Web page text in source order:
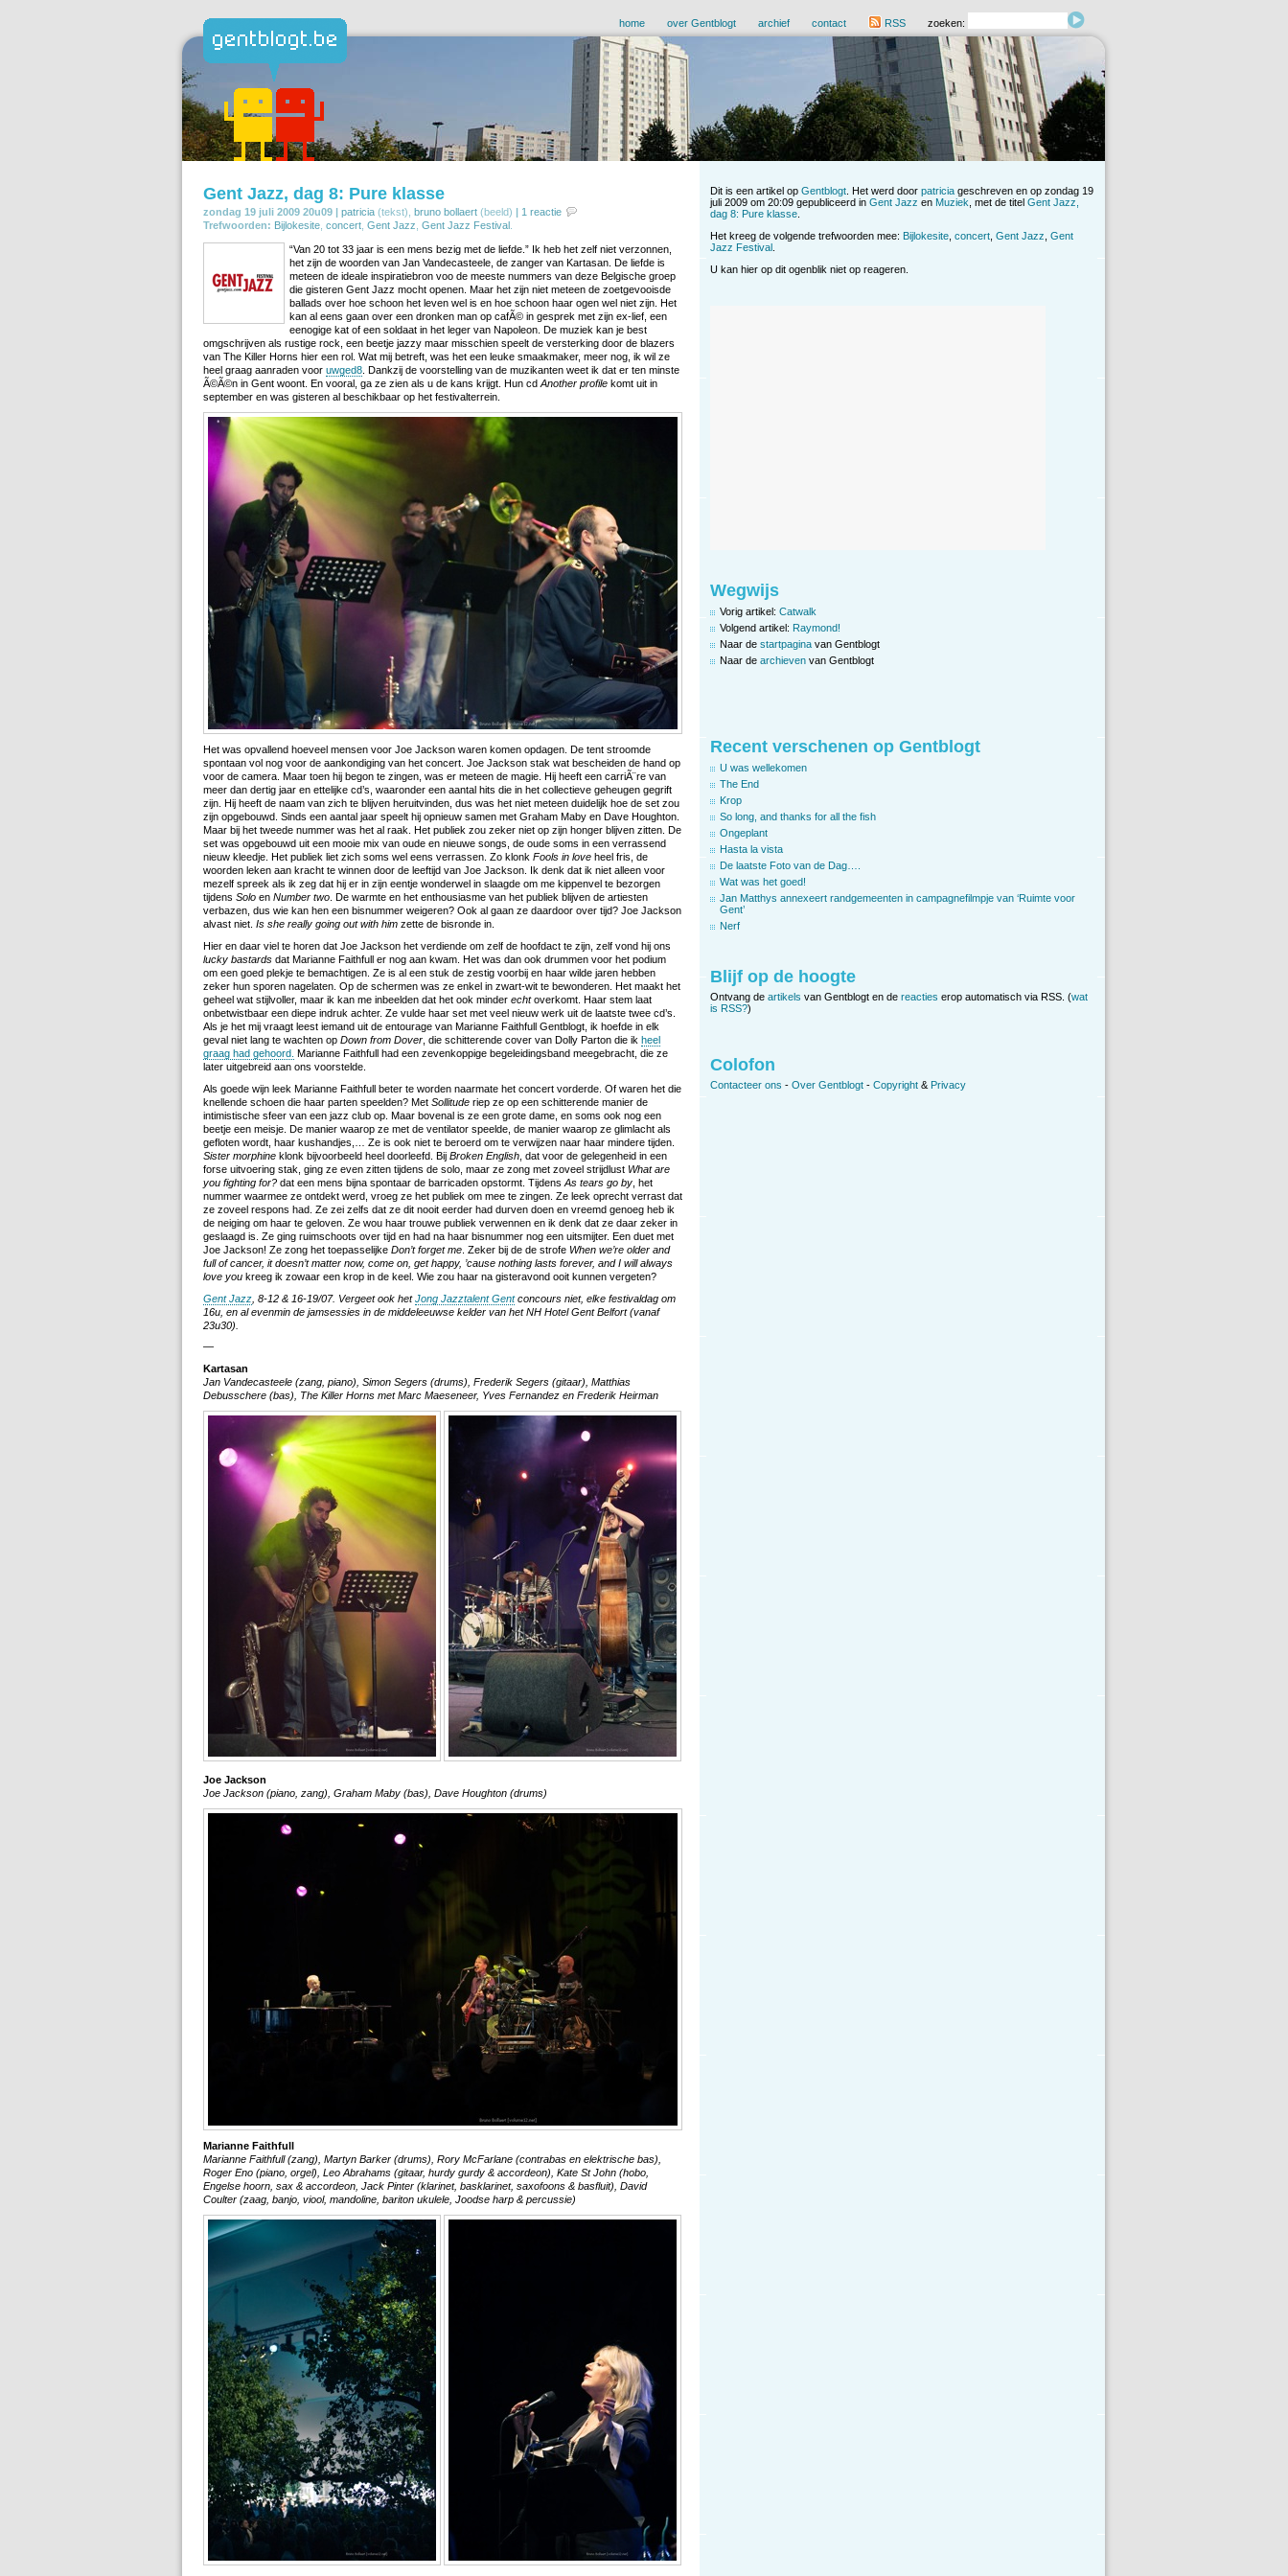
home over Gentblogt archief contact RSS zoeken:
Gent Jazz, dag 8: Pure klasse
zondag 19 juli 2009 20u09 | patricia (tekst), bruno bollaert (beeld) | 1 reactie
Trefwoorden: Bijlokesite concert Gent Jazz Gent Jazz Festival
“Van 20 tot 33 jaar is een mens bezig met de liefde.” Ik heb het zelf niet verzonnen,
het zijn de woorden van Jan Vandecasteele, de zanger van Kartasan. De liefde is
meteen de ideale inspiratiebron voo de meeste nummers van deze Belgische groep
die gisteren Gent Jazz mocht openen. Maar het zijn niet meteen de zoetgevooisde
ballads over hoe schoon het leven wel is en hoe schoon haar ogen wel niet zijn. Het
kan al eens gaan over een dronken man op cafÃ© in gesprek met zijn ex-lief, een
eenogige kat of een soldaat in het leger van Napoleon. De muziek kan je best
omgschrijven als rustige rock, een beetje jazzy maar misschien speelt de versterking door de blazers
van The Killer Horns hier een rol. Wat mij betreft, was het een leuke smaakmaker, meer nog, ik wil ze
heel graag aanraden voor uwged8 . Dankzij de voorstelling van de muzikanten weet ik dat er ten minste
Ã©Ã©n in Gent woont. En vooral, ga ze zien als u de kans krijgt. Hun cd Another profile komt uit in
september en was gisteren al beschikbaar op het festivalterrein.
Het was opvallend hoeveel mensen voor Joe Jackson waren komen opdagen. De tent stroomde
spontaan vol nog voor de aankondiging van het concert. Joe Jackson stak wat bescheiden de hand op
voor de camera. Maar toen hij begon te zingen, was er meteen de magie. Hij heeft een carriÃ¨re van
meer dan dertig jaar en ettelijke cd’s, waaronder een aantal hits die in het collectieve geheugen gegrift
zijn. Hij heeft de naam van zich te blijven heruitvinden, dus was het niet meteen duidelijk hoe de set zou
zijn opgebouwd. Sinds een aantal jaar speelt hij opnieuw samen met Graham Maby en Dave Houghton.
Maar bij het tweede nummer was het al raak. Het publiek zou zeker niet op zijn honger blijven zitten. De
set was opgebouwd uit een mooie mix van oude en nieuwe songs, de oude soms in een verrassend
nieuw kleedje. Het publiek liet zich soms wel eens verrassen. Zo klonk Fools in love heel fris, de
woorden leken aan kracht te winnen door de leeftijd van Joe Jackson. Ik denk dat ik niet alleen voor
mezelf spreek als ik zeg dat hij er in zijn eentje wonderwel in slaagde om me kippenvel te bezorgen
tijdens Solo en Number two . De warmte en het enthousiasme van het publiek blijven de artiesten
verbazen, dus wie kan hen een bisnummer weigeren? Ook al gaan ze daardoor over tijd? Joe Jackson
alvast niet. Is she really going out with him zette de bisronde in.
Hier en daar viel te horen dat Joe Jackson het verdiende om zelf de hoofdact te zijn, zelf vond hij ons
lucky bastards dat Marianne Faithfull er nog aan kwam. Het was dan ook drummen voor het podium
om een goed plekje te bemachtigen. Ze is al een stuk de zestig voorbij en haar wilde jaren hebben
zeker hun sporen nagelaten. Op de schermen was ze enkel in zwart-wit te bewonderen. Het maakt het
geheel wat stijlvoller, maar ik kan me inbeelden dat het ook minder echtoverkomt. Haar stem laat
onbetwistbaar een diepe indruk achter. Ze vulde haar set met veel nieuw werk uit de laatste twee cd’s.
Als je het mij vraagt leest iemand uit de entourage van Marianne Faithfull Gentblogt, ik hoefde in elk
geval niet lang te wachten op Down from Dover , die schitterende cover van Dolly Parton die ik heel
graag had gehoord. Marianne Faithfull had een zevenkoppige begeleidingsband meegebracht, die ze
later uitgebreid aan ons voorstelde.
Als goede wijn leek Marianne Faithfull beter te worden naarmate het concert vorderde. Of waren het die
knellende schoen die haar parten speelden? Met Sollitude riep ze op een schitterende manier de
intimistische sfeer van een jazz club op. Maar bovenal is ze een grote dame, en soms ook nog een
beetje een meisje. De manier waarop ze met de ventilator speelde, de manier waarop ze glimlacht als
gefloten wordt, haar kushandjes,… Ze is ook niet te beroerd om te verwijzen naar haar mindere tijden.
Sister morphine klonk bijvoorbeeld heel doorleefd. Bij Broken English , dat voor de gelegenheid in een
forse uitvoering stak, ging ze even zitten tijdens de solo, maar ze zong met zoveel strijdlust What are
you fighting for? dat een mens bijna spontaar de barricaden opstormt. Tijdens As tears go by , het
nummer waarmee ze ontdekt werd, vroeg ze het publiek om mee te zingen. Ze leek oprecht verrast dat
ze zoveel respons had. Ze zei zelfs dat ze dit nooit eerder had durven doen en vreemd genoeg heb ik
de neiging om haar te geloven. Ze wou haar trouwe publiek verwennen en ik denk dat ze daar zeker in
geslaagd is. Ze ging ruimschoots over tijd en had na haar bisnummer nog een uitsmijter. Een duet met
Joe Jackson! Ze zong het toepasselijke Don’t forget me . Zeker bij de de strofe When we’re older and
full of cancer, it doesn’t matter now, come on, get happy, ’cause nothing lasts forever, and I will always
love you kreeg ik zowaar een krop in de keel. Wie zou haar na gisteravond ooit kunnen vergeten?
Gent Jazz , 8-12 & 16-19/07. Vergeet ook hetJong Jazztalent Gentconcours niet, elke festivaldag om
16u, en al evenmin de jamsessies in de middeleeuwse kelder van het NH Hotel Gent Belfort (vanaf
23u30).
—
Kartasan
Jan Vandecasteele (zang, piano), Simon Segers (drums), Frederik Segers (gitaar), Matthias
Debusschere (bas), The Killer Horns met Marc Maeseneer, Yves Fernandez en Frederik Heirman
Joe Jackson
Joe Jackson (piano, zang), Graham Maby (bas), Dave Houghton (drums)
Marianne Faithfull
Marianne Faithfull (zang), Martyn Barker (drums), Rory McFarlane (contrabas en elektrische bas),
Roger Eno (piano, orgel), Leo Abrahams (gitaar, hurdy gurdy & accordeon), Kate St John (hobo,
Engelse hoorn, sax & accordeon, Jack Pinter (klarinet, basklarinet, saxofoons & basfluit), David
Coulter (zaag, banjo, viool, mandoline, bariton ukulele, Joodse harp & percussie)
Dit is een artikel op Gentblogt . Het werd door patricia geschreven en op zondag 19
juli 2009 om 20:09 gepubliceerd in Gent Jazz en Muziek , met de titel Gent Jazz,
dag 8: Pure klasse
Het kreeg de volgende trefwoorden mee: Bijlokesite concert Gent Jazz Gent
Jazz Festival
U kan hier op dit ogenblik niet op reageren.
Wegwijs
Vorig artikel: Catwalk
Volgend artikel: Raymond!
Naar de startpagina van Gentblogt
Naar de archieven van Gentblogt
Recent verschenen op Gentblogt
U was wellekomen
The End
Krop
So long, and thanks for all the fish
Ongeplant
Hasta la vista
De laatste Foto van de Dag….
Wat was het goed!
Jan Matthys annexeert randgemeenten in campagnefilmpje van ‘Ruimte voor
Gent’
Nerf
Blijf op de hoogte
Ontvang de artikels van Gentblogt en de reacties erop automatisch via RSS. (wat
is RSS?)
Colofon
Contacteer ons - Over Gentblogt - Copyright & Privacy